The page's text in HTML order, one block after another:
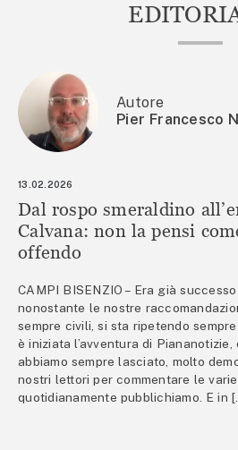
Autore
Pier Francesco
13.02.2026
Dal rospo smeraldino
Calvana: non la pensi
offendo
CAMPI BISENZIO – Era già
nonostante le nostre
sempre civili, si sta ripetendo
è iniziata l’avventura di
abbiamo sempre lasciato, molto
nostri lettori per commentare le
quotidianamente pubblichiamo. E in